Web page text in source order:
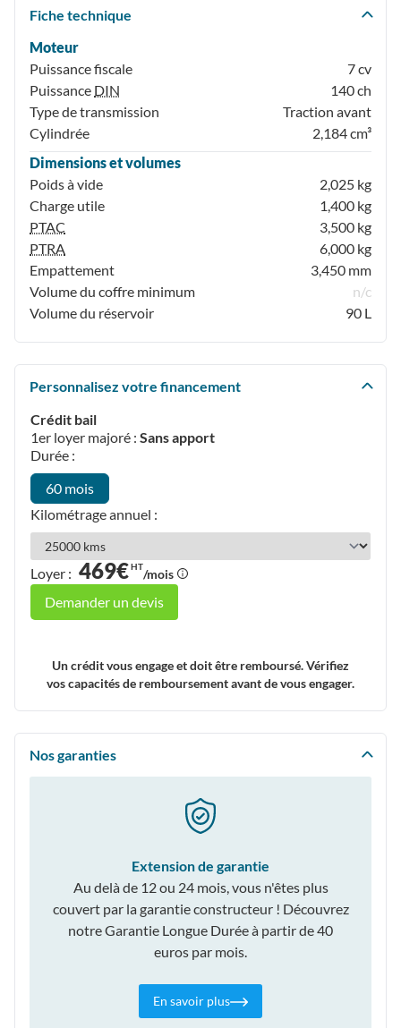
Fiche technique
Moteur
Puissance fiscale
7 cv
Puissance DIN
140 ch
Type de transmission
Traction avant
Cylindrée
2,184 cm³
Dimensions et volumes
Poids à vide
2,025 kg
Charge utile
1,400 kg
PTAC
3,500 kg
PTRA
6,000 kg
Empattement
3,450 mm
Volume du coffre minimum
n/c
Volume du réservoir
90 L
Personnalisez votre financement
Crédit bail
1er loyer majoré : Sans apport
Durée :
60 mois
Kilométrage annuel :
Loyer : 469€HT/mois
Demander un devis
Un crédit vous engage et doit être remboursé. Vérifiez
vos capacités de remboursement avant de vous engager.
Nos garanties
Extension de garantie
Au delà de 12 ou 24 mois, vous n'êtes plus
couvert par la garantie constructeur ! Découvrez
notre Garantie Longue Durée à partir de 40
euros par mois.
En savoir plus